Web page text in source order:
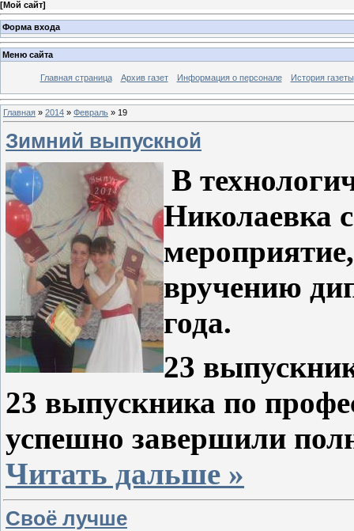
[Мой сайт]
Форма входа
Меню сайта
Главная страница Архив газет Информация о персонале История газеты
Главная » 2014 » Февраль » 19
Зимний выпускной
В
Николаевка
вручению
года.
23
23 выпускника по
успешно завершили
Читать дальше »
Своё лучше